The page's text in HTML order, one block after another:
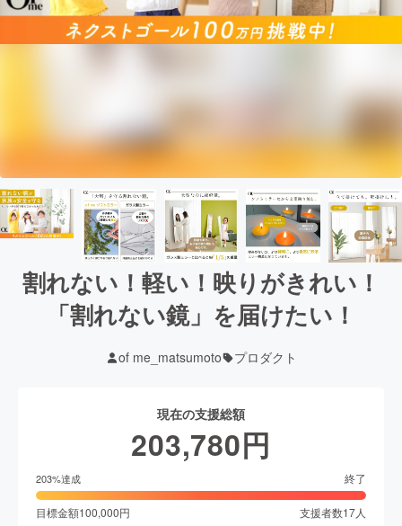
割れない！軽い！映りがきれい！
「割れない鏡」を届けたい！
of me_matsumoto プロダクト
現在の支援総額
203,780円
203%達成 終了
目標金額100,000円 支援者数17人